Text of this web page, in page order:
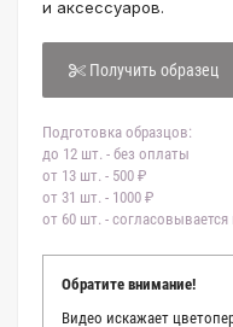
и аксессуаров.
Получить образец
Подготовка образцов:
до 12 шт. - без оплаты
от 13 шт. - 500 ₽
от 31 шт. - 1000 ₽
от 60 шт. -
Обратите внимание!
Видео искажает